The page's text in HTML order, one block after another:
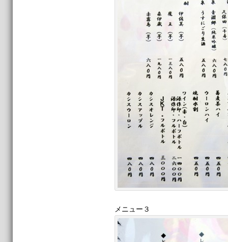
メニュー３